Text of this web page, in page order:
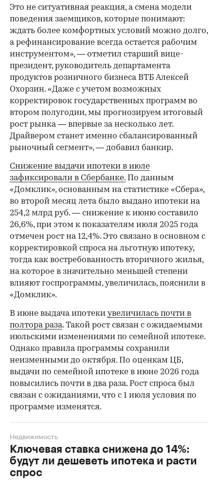
Это не ситуативная реакция, а смена модели
поведения заемщиков, которые понимают:
ждать более комфортных условий можно долго,
а рефинансирование всегда остается рабочим
инструментом», — отметил старший вице-
президент, руководитель департамента
продуктов розничного бизнеса ВТБ Алексей
Охорзин. «Даже с учетом возможных
корректировок государственных программ во
втором полугодии, мы прогнозируем итоговый
рост рынка — впервые за несколько лет.
Драйвером станет именно сбалансированный
рыночный сегмент», — добавил банкир.
Снижение выдачи ипотеки в июле
зафиксировали в Сбербанке. По данным
«Домклик», основанным на статистике «Сбера»,
во второй месяц лета было выдано ипотеки на
254,2 млрд руб. — снижение к июню составило
26,6%, при этом к показателям июля 2025 года
отмечен рост на 12,4%. Это связано в основном с
корректировкой спроса на льготную ипотеку,
тогда как востребованность вторичного жилья,
на которое в значительно меньшей степени
влияют госпрограммы, увеличилась, пояснили в
«Домклик».
В июне выдача ипотеки увеличилась почти в
полтора раза. Такой рост связан с ожидаемыми
июльскими изменениями по семейной ипотеке.
Однако правила программы сохранили
неизменными до октября. По оценкам ЦБ,
выдачи по семейной ипотеке в июне 2026 года
повысились почти в два раза. Рост спроса был
связан с ожиданиями, что с 1 июля условия по
программе изменятся.
Ключевая ставка снижена до 14%:
будут ли дешеветь ипотека и расти
спрос
Недвижимость